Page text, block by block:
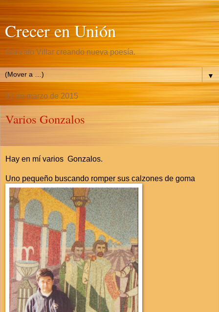
Crecer en Unión
Gonzalo Villar creando nueva poesía.
▼
31 de marzo de 2015
Varios Gonzalos
Hay en mí varios Gonzalos.
Uno pequeño buscando romper sus calzones de goma